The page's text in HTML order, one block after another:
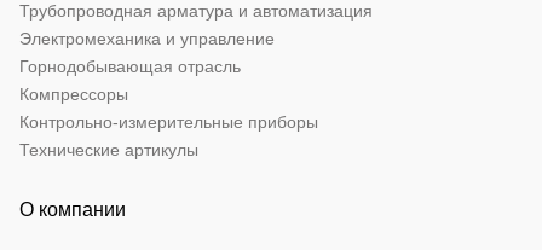
Трубопроводная арматура и автоматизация
Электромеханика и управление
Горнодобывающая отрасль
Компрессоры
Контрольно-измерительные приборы
Технические артикулы
О компании